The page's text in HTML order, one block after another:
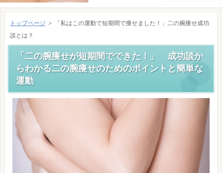
トップページ ＞
「私はこの運動で短期間で痩せました！」二の腕痩せ成功
談とは？
「二の腕痩せが短期間でできた！」 成功談か
らわかる二の腕痩せのためのポイントと簡単な
運動